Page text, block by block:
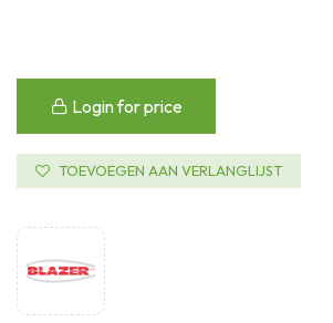
Login for price
TOEVOEGEN AAN VERLANGLIJST